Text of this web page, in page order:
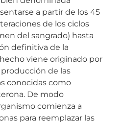
a partir de los 45
de los ciclos
del sangrado) hasta
definitiva de la
viene originado por
de las
conocidas como
De modo
comienza a
para reemplazar las